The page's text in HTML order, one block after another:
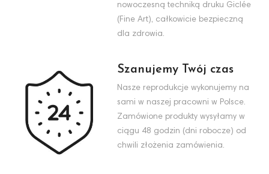
nowoczesną techniką druku Giclée
(Fine Art), całkowicie bezpieczną
dla zdrowia.
Szanujemy Twój czas
Nasze reprodukcje wykonujemy na
sami w naszej pracowni w Polsce.
Zamówione produkty wysyłamy w
ciągu 48 godzin (dni robocze) od
chwili złożenia zamówienia.